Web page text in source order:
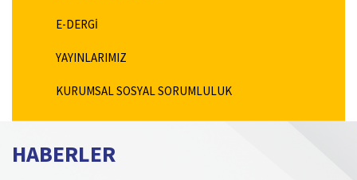
E-DERGİ
YAYINLARIMIZ
KURUMSAL SOSYAL SORUMLULUK
HABERLER